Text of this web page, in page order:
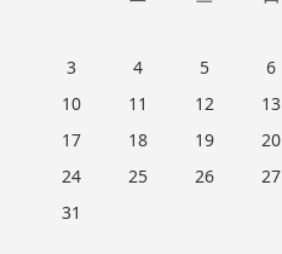
3
4 5 6
10
11 12 13
17
18 19 20
24
25 26 27
31